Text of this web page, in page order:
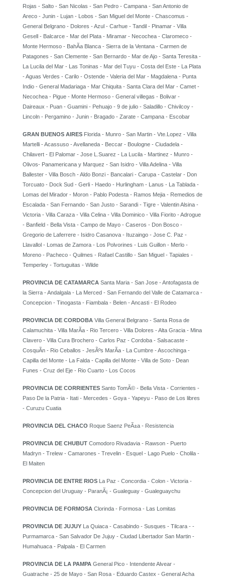
Rojas - Salto - San Nicolas - San Pedro - Campana - San Antonio de
Areco - Junin - Lujan - Lobos - San Miguel del Monte - Chascomus -
General Belgrano - Dolores - Azul - Carhue - Tandil - Pinamar - Villa
Gesell - Balcarce - Mar del Plata - Miramar - Necochea - Claromeco -
Monte Hermoso - BahÃ­a Blanca - Sierra de la Ventana - Carmen de
Patagones - San Clemente - San Bernardo - Mar de Ajo - Santa Teresita -
La Lucila del Mar - Las Toninas - Mar del Tuyu - Costa del Este - La Plata
- Aguas Verdes - Carilo - Ostende - Valeria del Mar - Magdalena - Punta
Indio - General Madariaga - Mar Chiquita - Santa Clara del Mar - Camet -
Necochea - Pigue - Monte Hermoso - General villegas - Bolivar -
Daireaux - Puan - Guamini - Pehuajo - 9 de julio - Saladillo - Chivilcoy -
Lincoln - Pergamino - Junin - Bragado - Zarate - Campana - Escobar
GRAN BUENOS AIRES Florida - Munro - San Martin - Vte.Lopez - Villa
Martelli - Acassuso - Avellaneda - Beccar - Boulogne - Ciudadela -
Chilavert - El Palomar - Jose L.Suarez - La Lucila - Martinez - Munro -
Olivos- Panamericana y Marquez - San Isidro - Villa Adelina - Villa
Ballester - Villa Bosch - Aldo Bonzi - Bancalari - Carupa - Castelar - Don
Torcuato - Dock Sud - Gerli - Haedo - Hurlingham - Lanus - La Tablada -
Lomas del Mirador - Moron - Pablo Podesta - Ramos Mejia - Remedios de
Escalada - San Fernando - San Justo - Sarandi - Tigre - Valentin Alsina -
Victoria - Villa Caraza - Villa Celina - Villa Dominico - Villa Fiorito - Adrogue
- Banfield - Bella Vista - Campo de Mayo - Caseros - Don Bosco -
Gregorio de Laferrere - Isidro Casanova - Ituzaingo - Jose C. Paz -
Llavallol - Lomas de Zamora - Los Polvorines - Luis Guillon - Merlo -
Moreno - Pacheco - Quilmes - Rafael Castillo - San Miguel - Tapiales -
Temperley - Tortuguitas - Wilde
PROVINCIA DE CATAMARCA Santa Maria - San Jose - Antofagasta de
la Sierra - Andalgala - La Merced - San Fernando del Valle de Catamarca -
Concepcion - Tinogasta - Fiambala - Belen - Ancasti - El Rodeo
PROVINCIA DE CORDOBA Villa General Belgrano - Santa Rosa de
Calamuchita - Villa MarÃ­a - Rio Tercero - Villa Dolores - Alta Gracia - Mina
Clavero - Villa Cura Brochero - Carlos Paz - Cordoba - Salsacaste -
CosquÃ­n - Rio Ceballos - JesÃºs MarÃ­a - La Cumbre - Ascochinga -
Capilla del Monte - La Falda - Capilla del Monte - Villa de Soto - Dean
Funes - Cruz del Eje - Rio Cuarto - Los Cocos
PROVINCIA DE CORRIENTES Santo TomÃ© - Bella Vista - Corrientes -
Paso De la Patria - Itati - Mercedes - Goya - Yapeyu - Paso de Los libres
- Curuzu Cuatia
PROVINCIA DEL CHACO Roque Saenz PeÃ±a - Resistencia
PROVINCIA DE CHUBUT Comodoro Rivadavia - Rawson - Puerto
Madryn - Trelew - Camarones - Trevelin - Esquel - Lago Puelo - Cholila -
El Maiten
PROVINCIA DE ENTRE RIOS La Paz - Concordia - Colon - Victoria -
Concepcion del Uruguay - ParanÃ¡ - Gualeguay - Gualeguaychu
PROVINCIA DE FORMOSA Clorinda - Formosa - Las Lomitas
PROVINCIA DE JUJUY La Quiaca - Casabindo - Susques - Tilcara - -
Purmamarca - San Salvador De Jujuy - Ciudad Libertador San Martin -
Humahuaca - Palpala - El Carmen
PROVINCIA DE LA PAMPA General Pico - Intendente Alvear -
Guatrache - 25 de Mayo - San Rosa - Eduardo Castex - General Acha